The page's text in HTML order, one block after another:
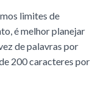
limites de
é melhor planejar
de palavras por
200 caracteres por